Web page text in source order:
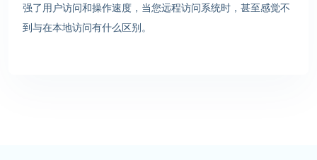
强了用户访问和操作速度，当您远程访问系统时，甚至感觉不
到与在本地访问有什么区别。